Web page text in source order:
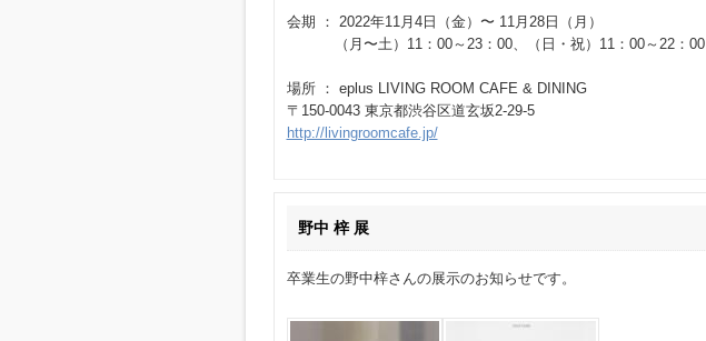
会期 ： 2022年11月4日（金）〜 11月28日（月）
（月〜土）11：00～23：00、（日・祝）11：00～22：00
場所 ： eplus LIVING ROOM CAFE & DINING
〒150-0043 東京都渋谷区道玄坂2-29-5
http://livingroomcafe.jp/
野中 梓 展
卒業生の野中梓さんの展示のお知らせです。